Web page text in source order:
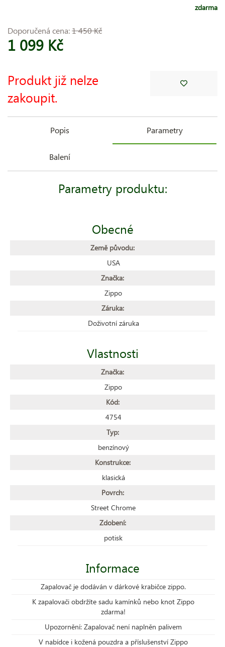
zdarma
Doporučená cena:1 450 Kč
1 099 Kč
Produkt již nelze
zakoupit.
Popis Parametry
Balení
Parametry produktu:
Obecné
Země původu:
USA
Značka:
Zippo
Záruka:
Doživotní záruka
Vlastnosti
Značka:
Zippo
Kód:
4754
Typ:
benzínový
Konstrukce:
klasická
Povrch:
Street Chrome
Zdobení:
potisk
Informace
Zapalovač je dodáván v dárkové krabičce zippo.
K zapalovači obdržíte sadu kamínků nebo knot Zippo
zdarma!
Upozornění: Zapalovač není naplněn palivem
V nabídce i kožená pouzdra a příslušenství Zippo